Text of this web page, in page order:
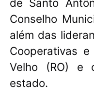
de Santo
Conselho
além das
Cooperativas
Velho (RO) e
estado.